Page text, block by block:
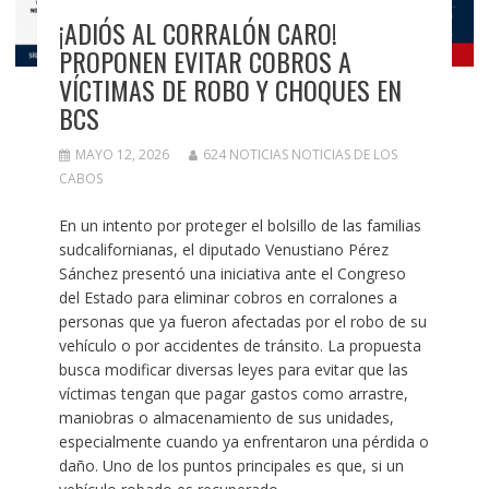
¡ADIÓS AL CORRALÓN CARO!
PROPONEN EVITAR COBROS A
VÍCTIMAS DE ROBO Y CHOQUES EN
BCS
MAYO 12, 2026
624 NOTICIAS NOTICIAS DE LOS
CABOS
En un intento por proteger el bolsillo de las familias
sudcalifornianas, el diputado Venustiano Pérez
Sánchez presentó una iniciativa ante el Congreso
del Estado para eliminar cobros en corralones a
personas que ya fueron afectadas por el robo de su
vehículo o por accidentes de tránsito. La propuesta
busca modificar diversas leyes para evitar que las
víctimas tengan que pagar gastos como arrastre,
maniobras o almacenamiento de sus unidades,
especialmente cuando ya enfrentaron una pérdida o
daño. Uno de los puntos principales es que, si un